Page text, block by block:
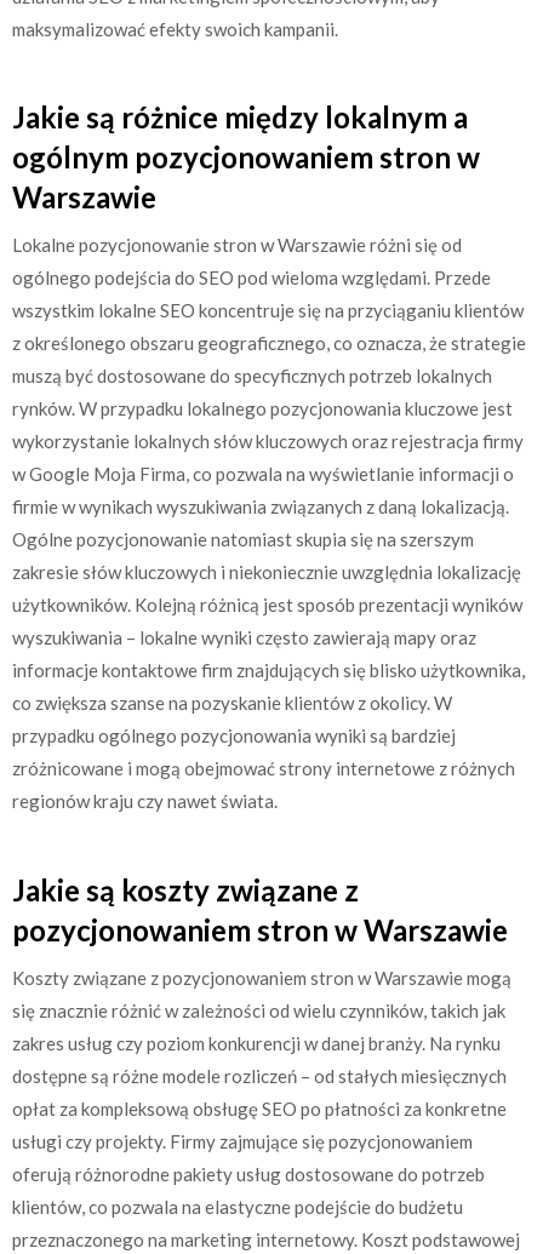
maksymalizować efekty swoich kampanii.
Jakie są różnice między lokalnym a
ogólnym pozycjonowaniem stron w
Warszawie
Lokalne pozycjonowanie stron w Warszawie różni się od
ogólnego podejścia do SEO pod wieloma względami. Przede
wszystkim lokalne SEO koncentruje się na przyciąganiu klientów
z określonego obszaru geograficznego, co oznacza, że strategie
muszą być dostosowane do specyficznych potrzeb lokalnych
rynków. W przypadku lokalnego pozycjonowania kluczowe jest
wykorzystanie lokalnych słów kluczowych oraz rejestracja firmy
w Google Moja Firma, co pozwala na wyświetlanie informacji o
firmie w wynikach wyszukiwania związanych z daną lokalizacją.
Ogólne pozycjonowanie natomiast skupia się na szerszym
zakresie słów kluczowych i niekoniecznie uwzględnia lokalizację
użytkowników. Kolejną różnicą jest sposób prezentacji wyników
wyszukiwania – lokalne wyniki często zawierają mapy oraz
informacje kontaktowe firm znajdujących się blisko użytkownika,
co zwiększa szanse na pozyskanie klientów z okolicy. W
przypadku ogólnego pozycjonowania wyniki są bardziej
zróżnicowane i mogą obejmować strony internetowe z różnych
regionów kraju czy nawet świata.
Jakie są koszty związane z
pozycjonowaniem stron w Warszawie
Koszty związane z pozycjonowaniem stron w Warszawie mogą
się znacznie różnić w zależności od wielu czynników, takich jak
zakres usług czy poziom konkurencji w danej branży. Na rynku
dostępne są różne modele rozliczeń – od stałych miesięcznych
opłat za kompleksową obsługę SEO po płatności za konkretne
usługi czy projekty. Firmy zajmujące się pozycjonowaniem
oferują różnorodne pakiety usług dostosowane do potrzeb
klientów, co pozwala na elastyczne podejście do budżetu
przeznaczonego na marketing internetowy. Koszt podstawowej